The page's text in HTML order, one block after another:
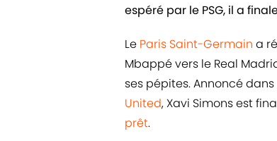
espéré par le PSG, il a
Le Paris Saint-Germain a
Mbappé vers le Real
ses pépites. Annoncé
United, Xavi Simons est
prêt.